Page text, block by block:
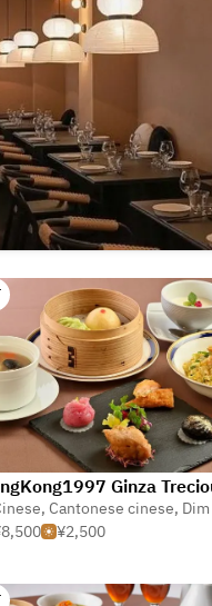
Ginza
, Cantonese cinese,
¥2,500